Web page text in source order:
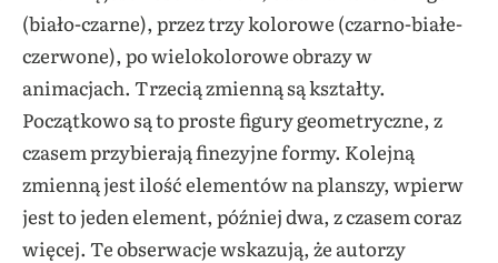
(biało-czarne), przez trzy kolorowe (czarno-białe-
czerwone), po wielokolorowe obrazy w
animacjach. Trzecią zmienną są kształty.
Początkowo są to proste figury geometryczne, z
czasem przybierają finezyjne formy. Kolejną
zmienną jest ilość elementów na planszy, wpierw
jest to jeden element, później dwa, z czasem coraz
więcej. Te obserwacje wskazują, że autorzy